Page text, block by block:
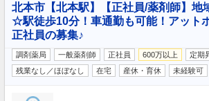
北本市【北本駅】【正社員/薬剤師】地
☆駅徒歩10分！車通勤も可能！アット
正社員の募集♪
調剤薬局 一般薬剤師 正社員 600万以上
定期
残業なし／ほぼなし
在宅 産休・育休 未経験可